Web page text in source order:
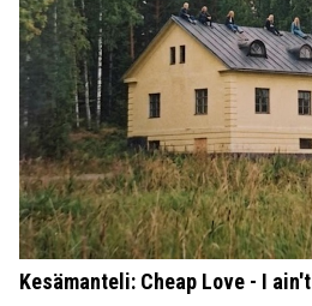
Kesämanteli: Cheap Love - I ain't